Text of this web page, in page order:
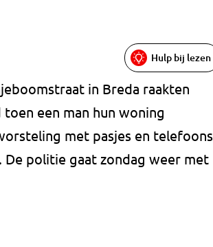
Hulp bij lezen
in Breda raakten
een man hun woning
met pasjes en telefoons
politie gaat zondag weer met